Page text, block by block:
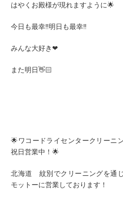
はやくお殿様が現れますように🌟
今日も最幸‼️明日も最幸‼️
みんな大好き❤
また明日👋🏻
🌟ワコードライセンタークリーニ
祝日営業中！🌟
北海道 紋別でクリーニングを通
モットーに営業しております！